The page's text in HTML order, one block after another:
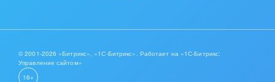
© 2001-2026 «Битрикс», «1С-Битрикс». Работает на «1С-Битрикс:
Управление сайтом»
16+